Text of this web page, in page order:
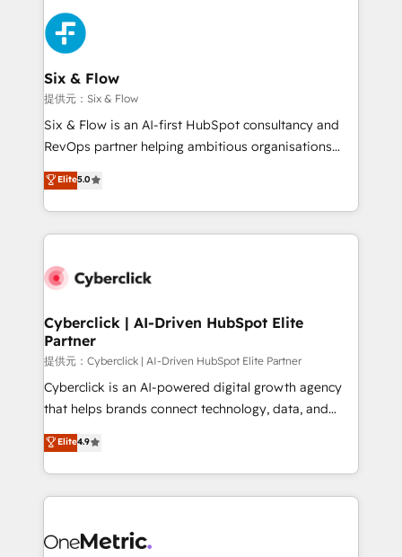
Platform Enablement, Custom Integration and
Onboarding Accredited 🔐 ISO27001 & ISO9001
Certified
HubSpot Elite Partner, winner of Rookie of the Year
and Customer First Awards, 4.9/5 rating in HubSpot
Reviews and 4.9/5 rating in Clutch Reviews. Digifianz
helps the following industries: logistics & 3PL, home
improvement & construction, branding and
commercialization, real estate, health, education,
SaaS, Software Dev & IT and consulting, make the
the United States, EU, UAE, Mexico and Latin
America. From casual user to super fan: make
Six & Flow
提供元：Six & Flow
Six & Flow is an AI-first HubSpot consultancy and
RevOps partner helping ambitious organisations
grow with clarity, confidence, and intelligence.
Operating across the UK, Netherlands, Ireland, and
Canada, we’ve delivered thousands of successful
HubSpot projects for mid-market and enterprise
combine HubSpot, data, and AI to design connected
and technology for predictable, scalable revenue
growth. Our expertise spans RevOps, CRM and data
architecture, AI enablement, and strategic marketing,
delivered through our proprietary FLAIR framework
for responsible AI adoption. As a HubSpot Elite
we blend strategy, creativity, and technology to help
organisations scale smarter and grow stronger.
Elite5.0
Cyberclick | AI-Driven HubSpot Elite
Partner
提供元：Cyberclick | AI-Driven HubSpot Elite Partner
Cyberclick is an AI-powered digital growth agency
that helps brands connect technology, data, and
creativity to achieve measurable results. Founded in
Barcelona and operating across Spain, LATAM, and
the UK, we support global companies in building
smarter marketing, sales, and customer success
Iberia (Spain & Portugal), we combine human insight
Elite4.9